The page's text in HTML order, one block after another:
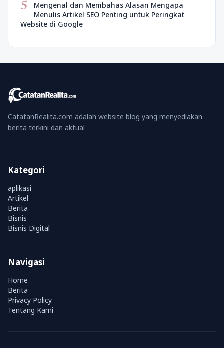
5
Mengenal dan Membahas Alasan Mengapa
Menulis Artikel SEO Penting untuk Peringkat
Website di Google
CatatanRealita.com adalah website blog yang menyediakan
berita terkini dan aktual
Kategori
aplikasi
Artikel
Berita
Bisnis
Bisnis Digital
Navigasi
Home
Berita
Privacy Policy
Tentang Kami